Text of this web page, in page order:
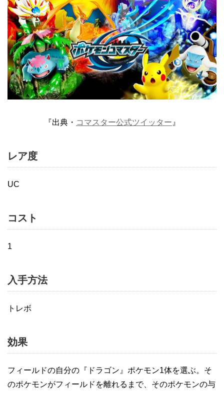
『出典・ コマスター公式ツイッター 』
レア度
UC
コスト
1
入手方法
トレボ
効果
フィールドの自分の『ドラゴン』ポケモン1体を選ぶ。そ
のポケモンがフィールドを離れるまで、そのポケモンの与